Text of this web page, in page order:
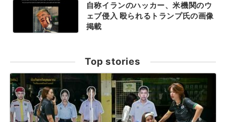
自称イランのハッカー、米機関のウ
ェブ侵入 殴られるトランプ氏の画像
掲載
Top stories